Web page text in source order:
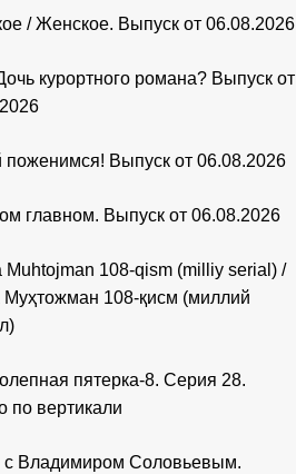
/ Женское. Выпуск от 06.08.2026
курортного романа? Выпуск от
поженимся! Выпуск от 06.08.2026
главном. Выпуск от 06.08.2026
Muhtojman 108-qism (milliy serial) /
Муҳтожман 108-қисм (миллий
пятерка-8. Серия 28.
по вертикали
с Владимиром Соловьевым.